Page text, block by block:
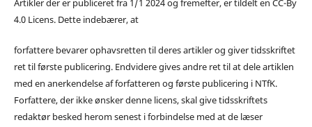
Artikler der er publiceret fra 1/1 2024 og fremefter, er tildelt en CC-By
4.0 Licens. Dette indebærer, at
forfattere bevarer ophavsretten til deres artikler og giver tidsskriftet
ret til første publicering. Endvidere gives andre ret til at dele artiklen
med en anerkendelse af forfatteren og første publicering i NTfK.
Forfattere, der ikke ønsker denne licens, skal give tidsskriftets
redaktør besked herom senest i forbindelse med at de læser